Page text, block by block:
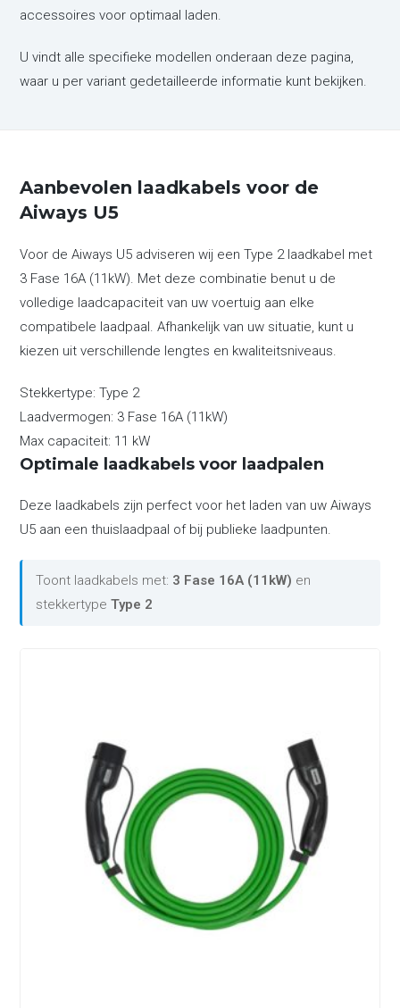
accessoires voor optimaal laden.
U vindt alle specifieke modellen onderaan deze pagina,
waar u per variant gedetailleerde informatie kunt bekijken.
Aanbevolen laadkabels voor de
Aiways U5
Voor de Aiways U5 adviseren wij een Type 2 laadkabel met
3 Fase 16A (11kW). Met deze combinatie benut u de
volledige laadcapaciteit van uw voertuig aan elke
compatibele laadpaal. Afhankelijk van uw situatie, kunt u
kiezen uit verschillende lengtes en kwaliteitsniveaus.
Stekkertype: Type 2
Laadvermogen: 3 Fase 16A (11kW)
Max capaciteit: 11 kW
Optimale laadkabels voor laadpalen
Deze laadkabels zijn perfect voor het laden van uw Aiways
U5 aan een thuislaadpaal of bij publieke laadpunten.
Toont laadkabels met: 3 Fase 16A (11kW) en
stekkertypeType 2